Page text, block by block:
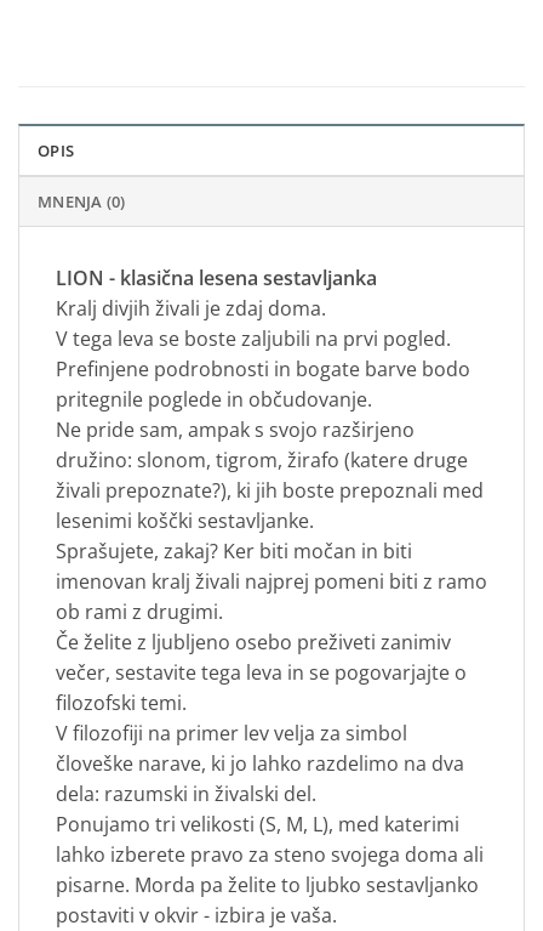
OPIS
MNENJA (0)
LION - klasična lesena sestavljanka
Kralj divjih živali je zdaj doma.
V tega leva se boste zaljubili na prvi pogled.
Prefinjene podrobnosti in bogate barve bodo
pritegnile poglede in občudovanje.
Ne pride sam, ampak s svojo razširjeno
družino: slonom, tigrom, žirafo (katere druge
živali prepoznate?), ki jih boste prepoznali med
lesenimi koščki sestavljanke.
Sprašujete, zakaj? Ker biti močan in biti
imenovan kralj živali najprej pomeni biti z ramo
ob rami z drugimi.
Če želite z ljubljeno osebo preživeti zanimiv
večer, sestavite tega leva in se pogovarjajte o
filozofski temi.
V filozofiji na primer lev velja za simbol
človeške narave, ki jo lahko razdelimo na dva
dela: razumski in živalski del.
Ponujamo tri velikosti (S, M, L), med katerimi
lahko izberete pravo za steno svojega doma ali
pisarne. Morda pa želite to ljubko sestavljanko
postaviti v okvir - izbira je vaša.